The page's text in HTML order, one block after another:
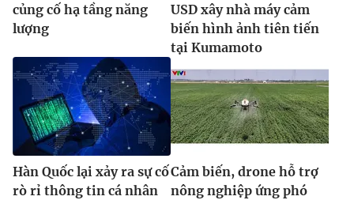
củng cố hạ tầng năng
lượng
USD xây nhà máy cảm
biến hình ảnh tiên tiến
tại Kumamoto
Hàn Quốc lại xảy ra sự cố
rò rỉ thông tin cá nhân
Cảm biến, drone hỗ trợ
nông nghiệp ứng phó